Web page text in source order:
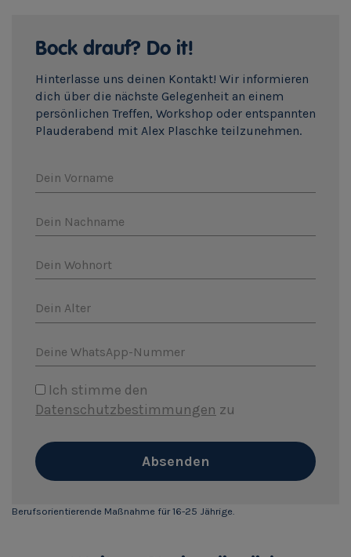
Bock drauf? Do it!
Hinterlasse uns deinen Kontakt! Wir informieren
dich über die nächste Gelegenheit an einem
persönlichen Treffen, Workshop oder entspannten
Plauderabend mit Alex Plaschke teilzunehmen.
Dein Vorname
Dein Nachname
Dein Wohnort
Dein Alter
Deine WhatsApp-Nummer
Ich stimme den
Datenschutzbestimmungen zu
Absenden
Berufsorientierende Maßnahme für 16-25 Jährige.